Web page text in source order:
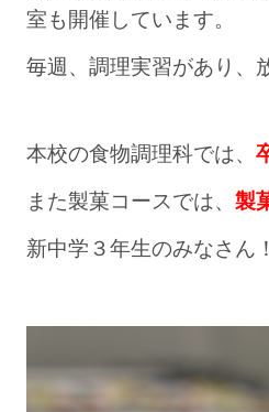
室も開催しています。
毎週、調理実習があり、
本校の食物調理科では、
また製菓コースでは、 製
新中学３年生のみなさん